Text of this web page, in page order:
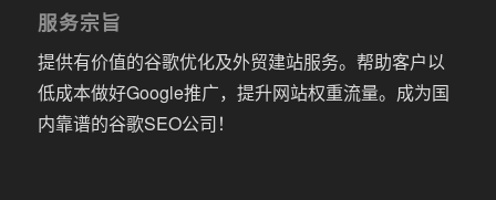
服务宗旨
提供有价值的谷歌优化及外贸建站服务。帮助客户以
低成本做好Google推广，提升网站权重流量。成为国
内靠谱的谷歌SEO公司！